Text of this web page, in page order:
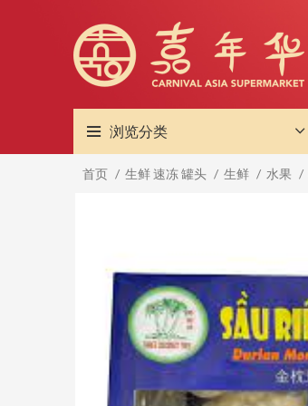
浏览分类
首页 生鲜 速冻 罐头 生鲜 水果